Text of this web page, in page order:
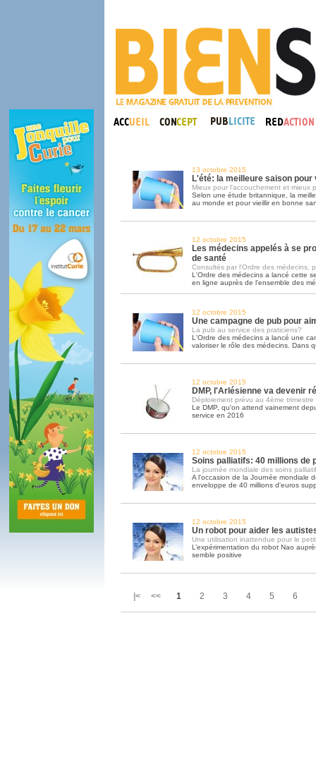
13 octobre 2015
L'été: la meilleure saison pour
Mieux pour l'accouchement et mieux
Selon une étude britannique, la
au monde et pour vieillir en bonne
12 octobre 2015
Les médecins appelés à se
de santé
Consultés par l'Ordre des médecins,
L'Ordre des médecins a lancé cette
en ligne auprès de l'ensemble des
12 octobre 2015
Une campagne de pub pour
La pub au service des praticiens?
L'Ordre des médecins a lancé une
valoriser le rôle des médecins. Dans
12 octobre 2015
DMP, l'Arlésienne va devenir
Déploiement prévu au 4ème trimestre
Le DMP, qu'on attend vainement
service en 2016
12 octobre 2015
Soins palliatifs: 40 millions de
La journée mondiale des soins
A l'occasion de la Journée mondiale
enveloppe de 40 millions d'euros
12 octobre 2015
Un robot pour aider les
Une utilisation inattendue pour le
L’expérimentation du robot Nao
semble positive
|< << 1 2 3 4 5 6